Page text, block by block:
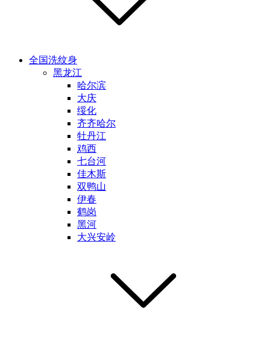
全国洗纹身
黑龙江
哈尔滨
大庆
绥化
齐齐哈尔
牡丹江
鸡西
七台河
佳木斯
双鸭山
伊春
鹤岗
黑河
大兴安岭